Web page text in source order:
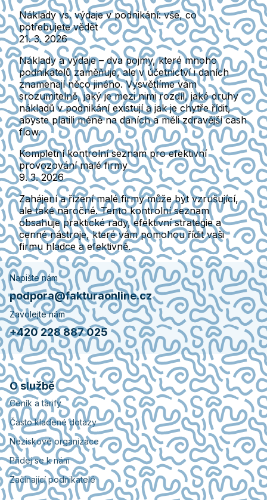
Náklady vs. výdaje v podnikání: vše, co
potřebujete vědět
21. 3. 2026
Náklady a výdaje – dva pojmy, které mnoho
podnikatelů zaměňuje, ale v účetnictví i daních
znamenají něco jiného. Vysvětlíme vám
srozumitelně, jaký je mezi nimi rozdíl, jaké druhy
nákladů v podnikání existují a jak je chytře řídit,
abyste platili méně na daních a měli zdravější cash
flow.
Kompletní kontrolní seznam pro efektivní
provozování malé firmy
9. 3. 2026
Zahájení a řízení malé firmy může být vzrušující,
ale také náročné. Tento kontrolní seznam
obsahuje praktické rady, efektivní strategie a
cenné nástroje, které vám pomohou řídit vaši
firmu hladce a efektivně.
Napište nám
podpora@fakturaonline.cz
Zavolejte nám
+420 228 887 025
O službě
Ceník a tarify
Často kladené dotazy
Neziskové organizace
Přidej se k nám
Začínající podnikatelé